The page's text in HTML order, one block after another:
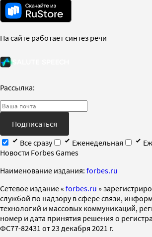
На сайте работает синтез речи
Рассылка:
Подписаться
Все сразу
Еженедельная
Новости Forbes Games
Наименование издания: forbes.ru
Cетевое издание « forbes.ru »
службой по надзору в сфере связи,
технологий и массовых коммуникаций,
номер и дата принятия решения о
ФС77-82431 от 23 декабря 2021 г.